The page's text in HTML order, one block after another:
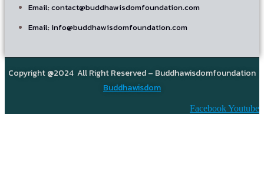
Email: contact@buddhawisdomfoundation.com
Email: info@buddhawisdomfoundation.com
Copyright @2024 All Right Reserved – Buddhawisdomfoundation
Buddhawisdom
FacebookYoutube